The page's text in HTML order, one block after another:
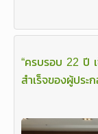
“ครบรอบ 22 ปี
สำเร็จของผู้ประ